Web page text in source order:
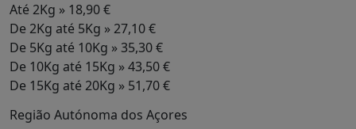
Até 2Kg » 18,90 €
De 2Kg até 5Kg » 27,10 €
De 5Kg até 10Kg » 35,30 €
De 10Kg até 15Kg » 43,50 €
De 15Kg até 20Kg » 51,70 €
Região Autónoma dos Açores